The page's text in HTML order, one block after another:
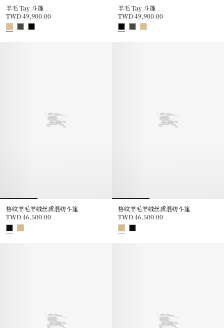
羊毛 Tay 斗篷
TWD 49,900.00
羊毛 Tay 斗篷
TWD 49,900.00
格纹羊毛羊绒丝质混纺斗篷
TWD 46,500.00
格纹羊毛羊绒丝质混纺斗篷
TWD 46,500.00